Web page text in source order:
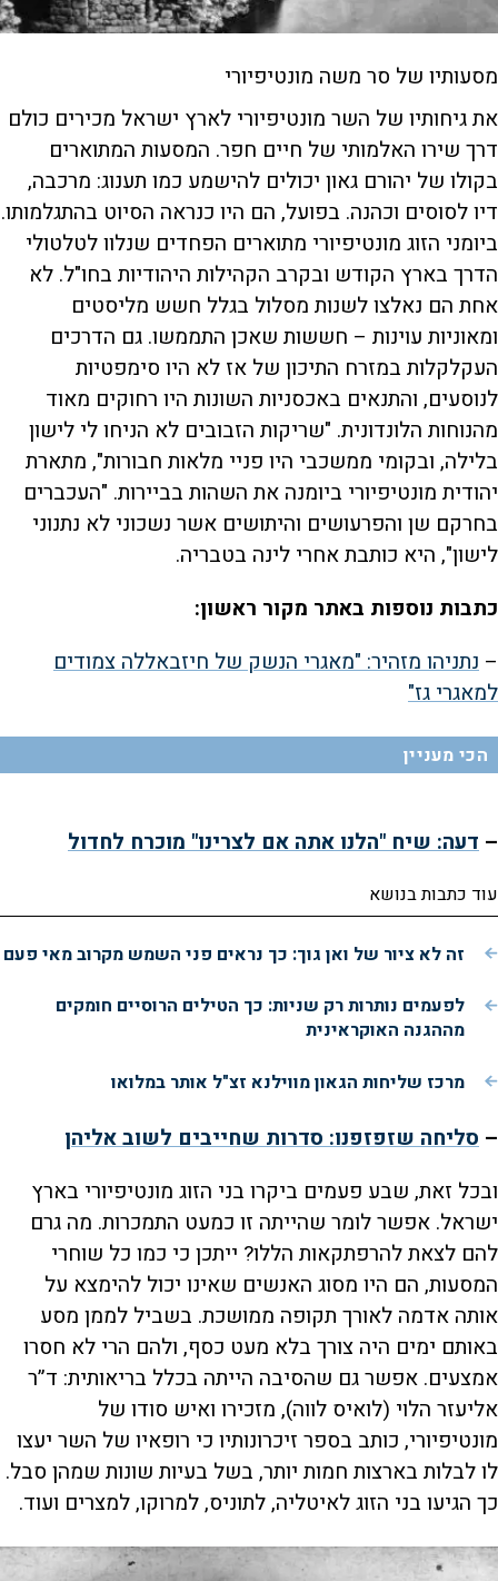
מסעותיו של סר משה מונטיפיורי
את גיחותיו של השר מונטיפיורי לארץ ישראל מכירים כולם
דרך שירו האלמותי של חיים חפר. המסעות המתוארים
בקולו של יהורם גאון יכולים להישמע כמו תענוג: מרכבה,
דיו לסוסים וכהנה. בפועל, הם היו כנראה הסיוט בהתגלמותו.
ביומני הזוג מונטיפיורי מתוארים הפחדים שנלוו לטלטולי
הדרך בארץ הקודש ובקרב הקהילות היהודיות בחו"ל. לא
אחת הם נאלצו לשנות מסלול בגלל חשש מליסטים
ומאוניות עוינות – חששות שאכן התממשו. גם הדרכים
העקלקלות במזרח התיכון של אז לא היו סימפטיות
לנוסעים, והתנאים באכסניות השונות היו רחוקים מאוד
מהנוחות הלונדונית. "שריקות הזבובים לא הניחו לי לישון
בלילה, ובקומי ממשכבי היו פניי מלאות חבורות", מתארת
יהודית מונטיפיורי ביומנה את השהות בביירות. "העכברים
בחרקם שן והפרעושים והיתושים אשר נשכוני לא נתנוני
לישון", היא כותבת אחרי לינה בטבריה.
כתבות נוספות באתר מקור ראשון:
– נתניהו מזהיר: "מאגרי הנשק של חיזבאללה צמודים
למאגרי גז"
הכי מעניין
– דעה: שיח "הלנו אתה אם לצרינו" מוכרח לחדול
עוד כתבות בנושא
זה לא ציור של ואן גוך: כך נראים פני השמש מקרוב מאי פעם
לפעמים נותרות רק שניות: כך הטילים הרוסיים חומקים
מההגנה האוקראינית
מרכז שליחות הגאון מווילנא זצ"ל אותר במלואו
– סליחה שזפזפנו: סדרות שחייבים לשוב אליהן
ובכל זאת, שבע פעמים ביקרו בני הזוג מונטיפיורי בארץ
ישראל. אפשר לומר שהייתה זו כמעט התמכרות. מה גרם
להם לצאת להרפתקאות הללו? ייתכן כי כמו כל שוחרי
המסעות, הם היו מסוג האנשים שאינו יכול להימצא על
אותה אדמה לאורך תקופה ממושכת. בשביל לממן מסע
באותם ימים היה צורך בלא מעט כסף, ולהם הרי לא חסרו
אמצעים. אפשר גם שהסיבה הייתה בכלל בריאותית: ד”ר
אליעזר הלוי (לואיס לווה), מזכירו ואיש סודו של
מונטיפיורי, כותב בספר זיכרונותיו כי רופאיו של השר יעצו
לו לבלות בארצות חמות יותר, בשל בעיות שונות שמהן סבל.
כך הגיעו בני הזוג לאיטליה, לתוניס, למרוקו, למצרים ועוד.